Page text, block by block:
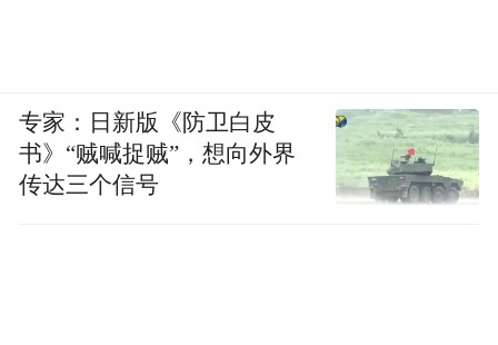
专家：日新版《防卫白皮
书》“贼喊捉贼”，想向外界
传达三个信号